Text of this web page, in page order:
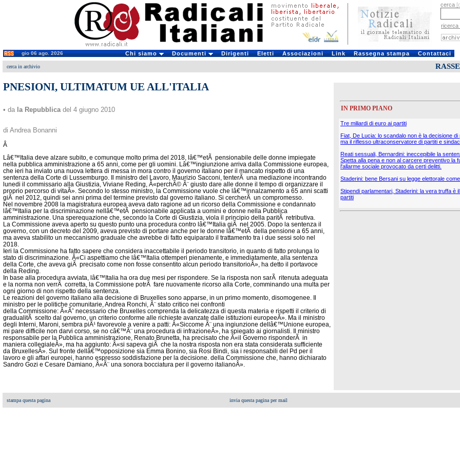
cerca
ricerca
gio 06 ago. 2026 Chi siamo Documenti Dirigenti Eletti Associazioni Link Rassegna stampa Contattaci
cerca in archivio
PNESIONI, ULTIMATUM UE ALL'ITALIA
• da la Repubblicadel 4 giugno 2010
di Andrea Bonanni
Â
Lâ€™Italia deve alzare subito, e comunque molto prima del 2018, lâ€™etÃ pensionabile delle donne impiegate
nella pubblica amministrazione a 65 anni, come per gli uomini. Lâ€™ingiunzione arriva dalla Commissione europea,
che ieri ha inviato una nuova lettera di messa in mora contro il governo italiano per il mancato rispetto di una
sentenza della Corte di Lussemburgo. Il ministro del Lavoro, Maurizio Sacconi, tenterÃ una mediazione incontrando
lunedi il commissario alla Giustizia, Viviane Reding, Â«perchÃ© Ã¨ giusto dare alle donne il tempo di organizzare il
proprio percorso di vitaÂ». Secondo lo stesso ministro, la Commissione vuole che lâ€™innalzamento a 65 anni scatti
giÃ nel 2012, quindi sei anni prima del termine previsto dal governo italiano. Si cercherÃ un compromesso.
Nel novembre 2008 la magistratura europea aveva dato ragione ad un ricorso della Commissione e condannato
lâ€™Italia per la discriminazione nellâ€™etÃ pensionabile applicata a uomini e donne nella Pubblica
amministrazione. Una sperequazione che, secondo la Corte di Giustizia, viola il principio della paritÃ retributiva.
La Commissione aveva aperto su questo punto una procedura contro lâ€™Italia giÃ nel 2005. Dopo la sentenza il
governo, con un decreto del 2009, aveva previsto di portare anche per le donne lâ€™etÃ della pensione a 65 anni,
ma aveva stabilito un meccanismo graduale che avrebbe di fatto equiparato il trattamento tra i due sessi solo nel
2018.
Ieri la Commissione ha fatto sapere che considera inaccettabile il periodo transitorio, in quanto di fatto prolunga lo
stato di discriminazione. Â«Ci aspettiamo che lâ€™Italia ottemperi pienamente, e immediatamente, alla sentenza
della Corte, che aveva giÃ precisato come non fosse consentito alcun periodo transitorioÂ», ha detto il portavoce
della Reding.
In base alla procedura avviata, lâ€™Italia ha ora due mesi per rispondere. Se la risposta non sarÃ ritenuta adeguata
e la norma non verrÃ corretta, la Commissione potrÃ fare nuovamente ricorso alla Corte, comminando una multa per
ogni giorno di non rispetto della sentenza.
Le reazioni del governo italiano alla decisione di Bruxelles sono apparse, in un primo momento, disomogenee. Il
ministro per le politiche comunitarie, Andrea Ronchi, Ã¨ stato critico nei confronti
della Commissione: Â«Ãˆ necessario che Bruxelles comprenda la delicatezza di questa materia e rispetti il criterio di
gradualitÃ scelto dal governo, un criterio conforme alle richieste avanzate dalle istituzioni europeeÂ». Ma il ministro
degli Interni, Maroni, sembra piÃ¹ favorevole a venire a patti: Â«Siccome Ã¨ una ingiunzione dellâ€™Unione europea,
mi pare difficile non darvi corso, se no câ€™Ã¨ una procedura di infrazioneÂ», ha spiegato ai giornalisti. Il ministro
responsabile per la Pubblica amministrazione, Renato Brunetta, ha precisato che Â«il Governo risponderÃ in
maniera collegialeÂ», ma ha aggiunto: Â«si sapeva giÃ che la nostra risposta non era stata considerata sufficiente
da BruxellesÂ». Sul fronte dellâ€™opposizione sia Emma Bonino, sia Rosi Bindi, sia i responsabili del Pd per il
lavoro e gli affari europei, hanno espresso soddisfazione per la decisione. della Commissione che, hanno dichiarato
Sandro Gozi e Cesare Damiano, Â«Ã¨ una sonora bocciatura per il governo italianoÂ».
IN PRIMO PIANO
Tre miliardi di euro ai partiti
Fiat, De Lucia: lo scandalo non è la decisione di
ma il riflesso ultraconservatore di partiti e
Reati sessuali, Bernardini: ineccepibile la
Spetta alla pena e non al carcere preventivo la
l'allarme sociale provocato da certi delitti.
Staderini: bene Bersani su legge elettorale
Stipendi parlamentari, Staderini: la vera truffa è
partiti
stampa questa pagina invia questa pagina per mail